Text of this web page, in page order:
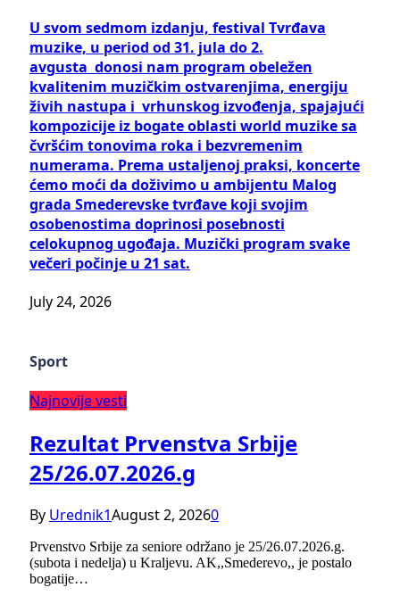
U svom sedmom izdanju, festival Tvrđava
muzike, u period od 31. jula do 2.
avgusta donosi nam program obeležen
kvalitenim muzičkim ostvarenjima, energiju
živih nastupa i vrhunskog izvođenja, spajajući
kompozicije iz bogate oblasti world muzike sa
čvršćim tonovima roka i bezvremenim
numerama. Prema ustaljenoj praksi, koncerte
ćemo moći da doživimo u ambijentu Malog
grada Smederevske tvrđave koji svojim
osobenostima doprinosi posebnosti
celokupnog ugođaja. Muzički program svake
večeri počinje u 21 sat.
July 24, 2026
Sport
Najnovije vesti
Rezultat Prvenstva Srbije
25/26.07.2026.g
By Urednik1August 2, 20260
Prvenstvo Srbije za seniore održano je 25/26.07.2026.g.
(subota i nedelja) u Kraljevu. AK,,Smederevo,, je postalo
bogatije…